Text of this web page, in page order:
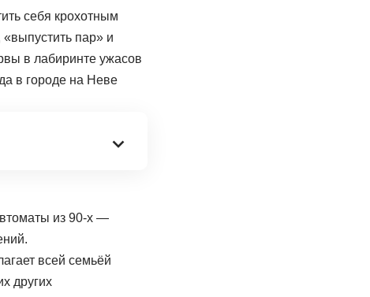
себя крохотным
пар» и
в лабиринте ужасов
в городе на Неве
всей семьёй
других